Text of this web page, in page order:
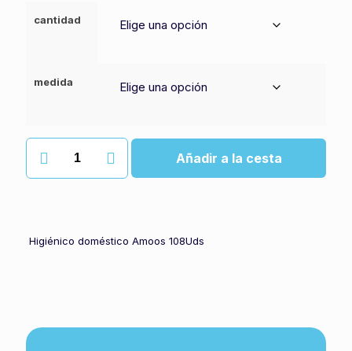
cantidad
medida
Papel
doméstico
Añadir a la cesta
Higiénico doméstico Amoos 108Uds